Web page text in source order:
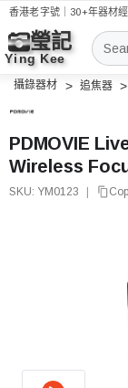
香港老字號｜30+年器材
搜
索
攝錄器材 追焦器
PDMOVIE
Wireless
SKU: YM0123